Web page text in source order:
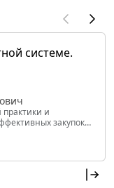
системе.
практики и
закупок